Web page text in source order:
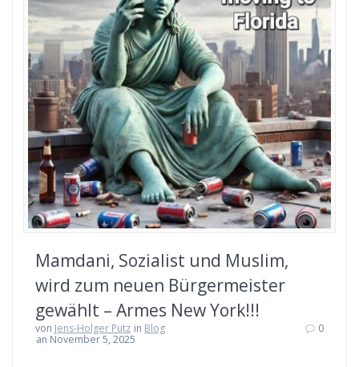
Mamdani, Sozialist und Muslim,
wird zum neuen Bürgermeister
gewählt – Armes New York!!!
von Jens-Holger Pütz in Blog
an November 5, 2025
0